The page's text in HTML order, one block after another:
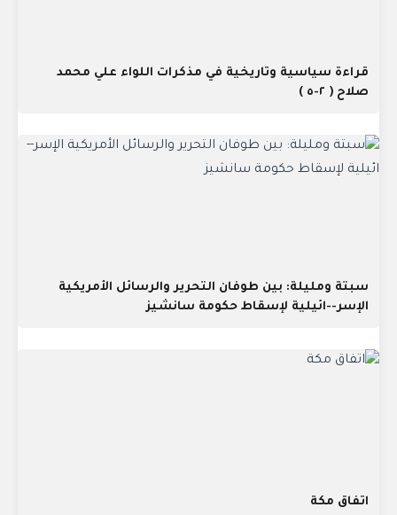
قراءة سياسية وتاريخية في مذكرات اللواء علي محمد
صلاح ( ٢-٥ )
سبتة ومليلة: بين طوفان التحرير والرسائل الأمريكية
الإسر--ائيلية لإسقاط حكومة سانشيز
اتفاق مكة